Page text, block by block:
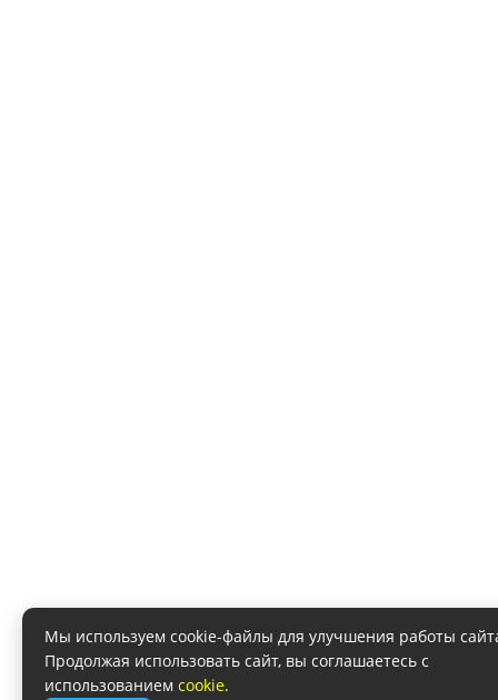
Мы используем cookie-файлы для улучшения работы
Продолжая использовать сайт, вы соглашаетесь с
использованием cookie.